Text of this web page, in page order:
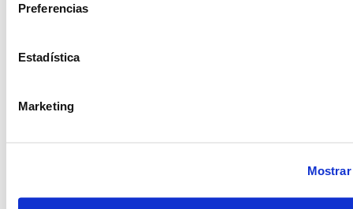
Preferencias
Estadística
Marketing